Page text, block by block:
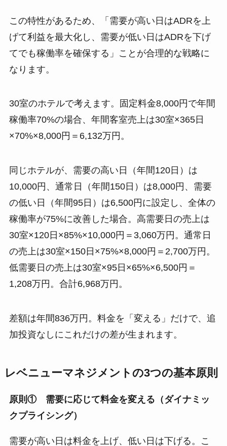
この特性があるため、「需要が高い日はADRを上
げて利益を最大化し、需要が低い日はADRを下げ
てでも稼働率を確保する」ことが合理的な戦略に
なります。
30室のホテルで考えます。固定料金8,000円で年間
稼働率70%の場合、年間客室売上は30室×365日
×70%×8,000円＝6,132万円。
同じホテルが、需要の高い日（年間120日）は
10,000円、通常日（年間150日）は8,000円、需要
の低い日（年間95日）は6,500円に設定し、全体の
稼働率が75%に改善した場合。高需要日の売上は
30室×120日×85%×10,000円＝3,060万円。通常日
の売上は30室×150日×75%×8,000円＝2,700万円。
低需要日の売上は30室×95日×65%×6,500円＝
1,208万円。合計6,968万円。
差額は年間836万円。料金を「変える」だけで、追
加投資なしにこれだけの差が生まれます。
レベニューマネジメントの3つの基本原則
原則① 需要に応じて料金を変える（ダイナミッ
クプライシング）
需要が高い日は料金を上げ、低い日は下げる。こ